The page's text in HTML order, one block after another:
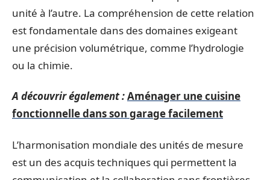
unité à l’autre. La compréhension de cette relation
est fondamentale dans des domaines exigeant
une précision volumétrique, comme l’hydrologie
ou la chimie.
A découvrir également :Aménager une cuisine
fonctionnelle dans son garage facilement
L’harmonisation mondiale des unités de mesure
est un des acquis techniques qui permettent la